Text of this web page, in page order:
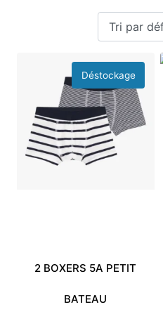
2 BOXERS 5A PETIT
BATEAU